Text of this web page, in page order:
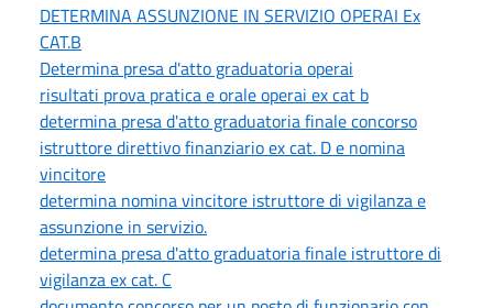
DETERMINA ASSUNZIONE IN SERVIZIO OPERAI Ex
CAT.B
Determina presa d'atto graduatoria operai
risultati prova pratica e orale operai ex cat b
determina presa d'atto graduatoria finale concorso
istruttore direttivo finanziario ex cat. D e nomina
vincitore
determina nomina vincitore istruttore di vigilanza e
assunzione in servizio.
determina presa d'atto graduatoria finale istruttore di
vigilanza ex cat. C